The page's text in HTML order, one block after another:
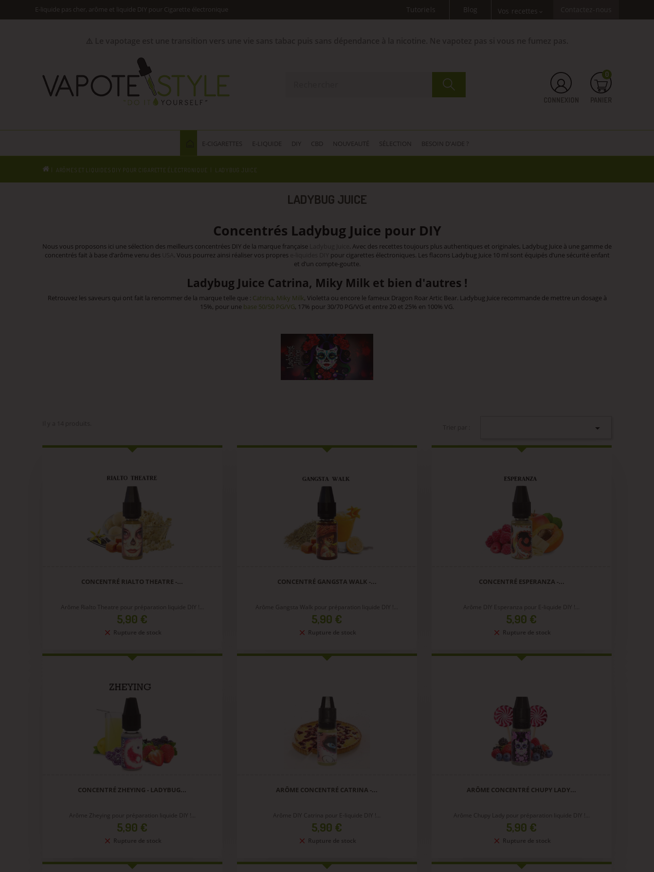
E-liquide pas cher, arôme et liquide DIY pour Cigarette électronique Tutoriels Blog Vos recettes expand_more Contactez-nous
0
E-CIGARETTES E-LIQUIDE DIY CBD NOUVEAUTÉ SÉLECTION BESOIN D'AIDE ?
ARÔMES ET LIQUIDES DIY POUR CIGARETTE ÉLECTRONIQUE LADYBUG JUICE
LADYBUG JUICE
Concentrés Ladybug Juice pour DIY
Nous vous proposons ici une sélection des meilleurs concentrées DIY de la marque française
. Avec des recettes toujours plus authentiques et originales, Ladybug Juice à une gamme de
concentrés fait à base d’arôme venu des
. Vous pourrez ainsi réaliser vos propres
pour cigarettes électroniques. Les flacons Ladybug Juice 10 ml sont équipés d’une sécurité enfant
et d’un compte-goutte.
Ladybug Juice Catrina, Miky Milk et bien d'autres !
Retrouvez les saveurs qui ont fait la renommer de la marque telle que : Catrina, Miky Milk, Violetta ou encore le fameux Dragon Roar Artic Bear. Ladybug Juice recommande de mettre un dosage à
15%, pour une base 50/50 PG/VG, 17% pour 30/70 PG/VG et entre 20 et 25% en 100% VG.

CONCENTRÉ RIALTO THEATRE -...
Arôme Rialto Theatre pour préparation liquide DIY !...
Prix
5,90 €
Rupture de stock
CONCENTRÉ GANGSTA WALK -...
Arôme Gangsta Walk pour préparation liquide DIY !...
Prix
5,90 €
Rupture de stock
CONCENTRÉ ESPERANZA -...
Arôme DIY Esperanza pour E-liquide DIY !...
Prix
5,90 €
Rupture de stock
CONCENTRÉ ZHEYING - LADYBUG...
Arôme Zheying pour préparation liquide DIY !...
Prix
5,90 €
Rupture de stock
ARÔME CONCENTRÉ CATRINA -...
Arôme DIY Catrina pour E-liquide DIY !...
Prix
5,90 €
Rupture de stock
ARÔME CONCENTRÉ CHUPY LADY...
Arôme Chupy Lady pour préparation liquide DIY !...
Prix
5,90 €
Rupture de stock